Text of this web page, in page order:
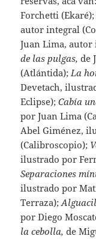
Forchetti
autor integral
Juan Lima,
de las pulgas, de
(Atlántida);La
Devetach,
Eclipse);Cabía
por Juan Lima
Abel Giménez,
(Calibroscopio);
ilustrado por
Separaciones
ilustrado por
Terraza);
por Diego
la cebolla, de